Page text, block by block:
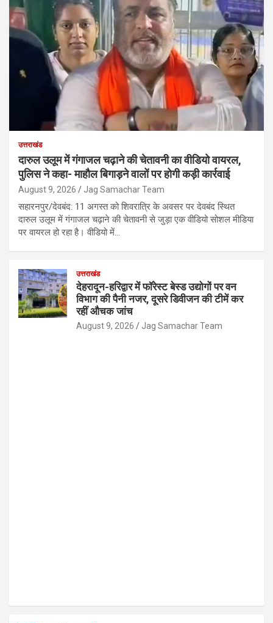
उत्तराखंड
दारुल उलूम में गंगाजल चढ़ाने की चेतावनी का वीडियो वायरल,
पुलिस ने कहा- माहौल बिगाड़ने वालों पर होगी कड़ी कार्रवाई
August 9, 2026 Jag Samachar Team
सहारनपुर/देवबंद: 11 अगस्त को शिवरात्रि के अवसर पर देवबंद स्थित
दारुल उलूम में गंगाजल चढ़ाने की चेतावनी से जुड़ा एक वीडियो सोशल मीडिया
पर वायरल हो रहा है। वीडियो में…
उत्तराखंड
देहरादून-हरिद्वार में फॉरेस्ट बेस्ड उद्योगों पर वन
विभाग की पैनी नजर, दूसरे डिवीजन की टीमें कर
रहीं औचक जांच
August 9, 2026 Jag Samachar Team